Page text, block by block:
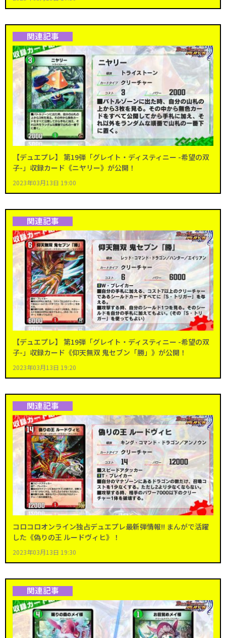
関連記事
【デュエプレ】 第19弾「グレイト・ディスティニー -希望の双
子-」収録カード《ニヤリー》が公開！
2023年03月13日 19:00
関連記事
【デュエプレ】 第19弾「グレイト・ディスティニー -希望の双
子-」収録カード《仰天無双 鬼セブン「勝」》が公開！
2023年03月13日 19:20
関連記事
コロコロオンライン独占デュエプレ最新弾情報!! まんがで活躍
した《偽りの王 ルードヴィヒ》！
2023年03月13日 19:30
関連記事